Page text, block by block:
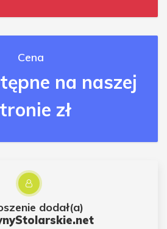
Cena
na naszej
zł
dodał(a)